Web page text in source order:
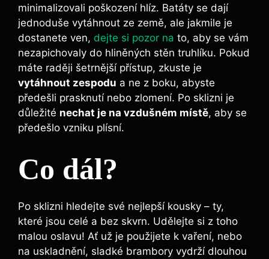
minimalizovali poškození hlíz. ⁢Batáty⁤ se dají
jednoduše vytáhnout ze země, ale jakmile je
dostanete ven, dejte si pozor na to, aby se vám
nezapichovaly do​ hliněných stěn⁣ truhlíku. Pokud
máte raději šetrnější⁤ přístup, zkuste je
vytáhnout zespodu a ne z​ boku, abyste
předešli prasknutí nebo zlomení. Po ⁣sklizni ‍je
důležité nechat je na vzdušném ​místě, aby‌ se
předešlo vzniku plísní.
Co dál?
Po sklizni hledejte své nejlepší kousky⁣ – ty,
které‍ jsou celé a bez skvrn. Udělejte si​ z toho
malou oslavu! ​Ať už je použijete k vaření, nebo
na uskladnění, ⁢sladké brambory vydrží dlouhou